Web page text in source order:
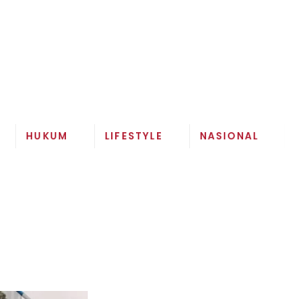
HUKUM LIFESTYLE NASIONAL